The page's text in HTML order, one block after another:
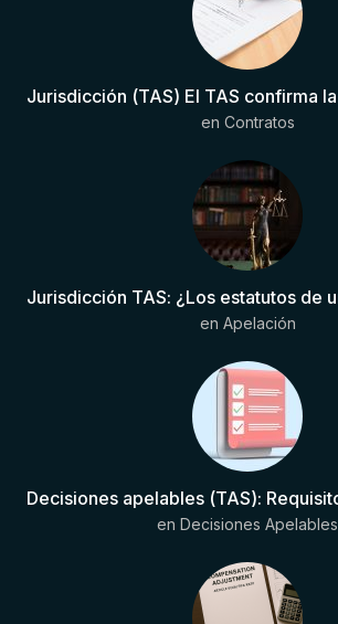
en Contratos
en Apelación
en Decisiones Apelables